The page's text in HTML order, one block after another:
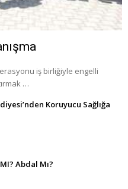
iş birliğiyle engelli
…
Koruyucu Sağlığa
Abdal Mı?